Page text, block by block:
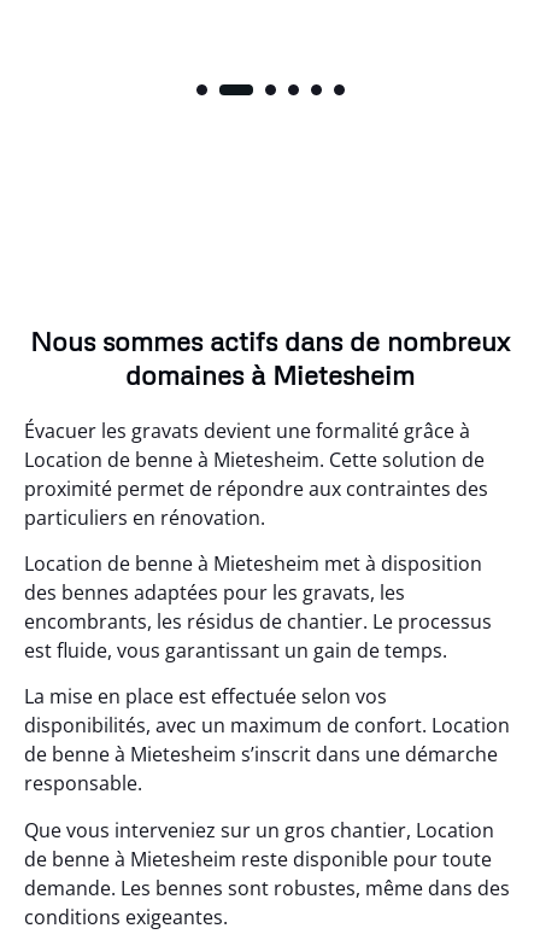
Nous sommes actifs dans de nombreux
domaines à Mietesheim
Évacuer les gravats devient une formalité grâce à
Location de benne à Mietesheim. Cette solution de
proximité permet de répondre aux contraintes des
particuliers en rénovation.
Location de benne à Mietesheim met à disposition
des bennes adaptées pour les gravats, les
encombrants, les résidus de chantier. Le processus
est fluide, vous garantissant un gain de temps.
La mise en place est effectuée selon vos
disponibilités, avec un maximum de confort. Location
de benne à Mietesheim s’inscrit dans une démarche
responsable.
Que vous interveniez sur un gros chantier, Location
de benne à Mietesheim reste disponible pour toute
demande. Les bennes sont robustes, même dans des
conditions exigeantes.